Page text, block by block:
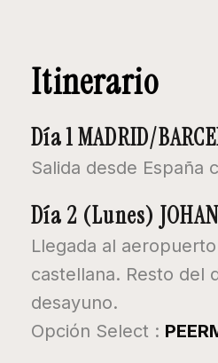
Itinerario
Día 1 MADRID/
Salida desde
Día 2 (Lunes)
Llegada al
castellana. Resto del
desayuno.
Opción Select :